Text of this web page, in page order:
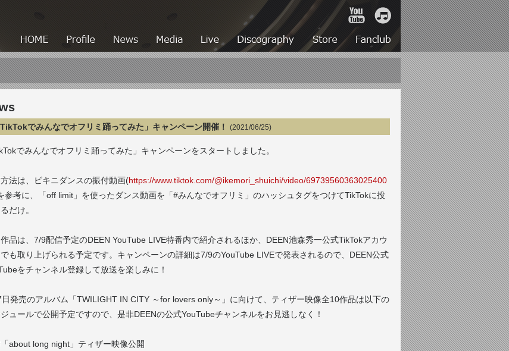
iTunes
YouTube
HOME Profile News Media Live Discography
Store Fanclub
TikTokでみんなでオフリミ踊ってみた」キャンペーン開催！ (2021/06/25)
でみんなでオフリミ踊ってみた」キャンペーンをスタートしました。
法は、ビキニダンスの振付動画(https://www.tiktok.com/@ikemori_shuichi/video/69739560363025400
参考に、
「off limit」を使ったダンス動画を「#みんなでオフリミ」のハッシュタグをつけてTikTokに投
だけ。
品は、7/9配信予定のDEEN YouTube LIVE特番内で紹介されるほか、 DEEN池森秀一公式TikTokアカウ
も取り上げられる予定です。 キャンペーンの詳細は7/9のYouTube LIVEで発表されるので、DEEN公式
をチャンネル登録して放送を楽しみに！
発売のアルバム「TWILIGHT IN CITY ～for lovers only～」に向けて、 ティザー映像全10作品は以下の
ュールで公開予定ですので、 是非DEENの公式YouTubeチャンネルをお見逃しなく！
about long night」ティザー映像公開